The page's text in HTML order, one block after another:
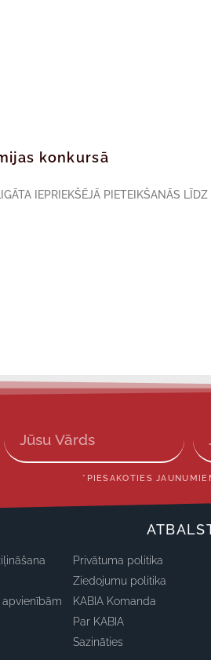
konkursā
IEPRIEKŠĒJĀ PIETEIKŠANĀS LĪDZ
*PIESAKOTIES
Privātuma politika
Ziedojumu politika
KABIA Komanda
Par KABIA
Sazināties